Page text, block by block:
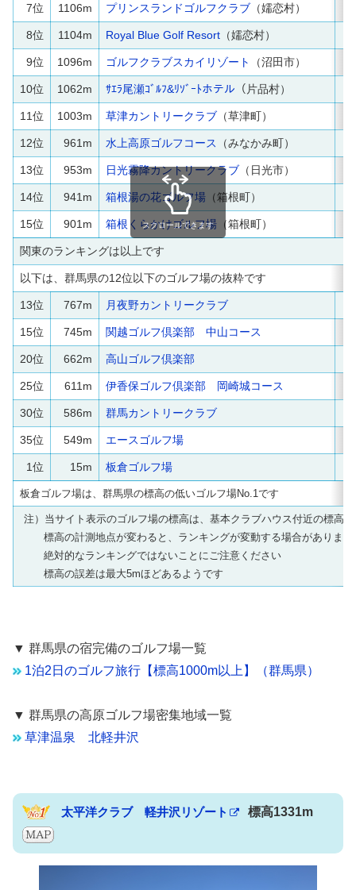
7位 1106m プリンスランドゴルフクラブ （嬬恋村）
8位 1104m Royal Blue Golf Resort （嬬恋村）
9位 1096m ゴルフクラブスカイリゾート （沼田市）
10位 1062m ｻｴﾗ尾瀬ｺﾞﾙﾌ&ﾘｿﾞｰﾄホテル （片品村）
11位 1003m 草津カントリークラブ （草津町）
12位 961m 水上高原ゴルフコース （みなかみ町）
13位 953m 日光霧降カントリークラブ （日光市）
14位 941m 箱根湯の花ゴルフ場 （箱根町）
15位 901m 箱根くらかけゴルフ場 （箱根町）
関東のランキングは以上です
以下は、群馬県の12位以下のゴルフ場の抜粋です
13位 767m 月夜野カントリークラブ
15位 745m 関越ゴルフ倶楽部 中山コース
20位 662m 高山ゴルフ倶楽部
25位 611m 伊香保ゴルフ倶楽部 岡崎城コース
30位 586m 群馬カントリークラブ
35位 549m エースゴルフ場
1位 15m 板倉ゴルフ場
板倉ゴルフ場は、群馬県の標高の低いゴルフ場No.1です
注）当サイト表示のゴルフ場の標高は、基本クラブハウス付近の標高
標高の計測地点が変わると、ランキングが変動する場合がありま
絶対的なランキングではないことにご注意ください
標高の誤差は最大5mほどあるようです
スクロールできます
▼ 群馬県の宿完備のゴルフ場一覧
1泊2日のゴルフ旅行【標高1000m以上】（群馬県）
▼ 群馬県の高原ゴルフ場密集地域一覧
草津温泉
北軽井沢
太平洋クラブ 軽井沢リゾート 標高1331m